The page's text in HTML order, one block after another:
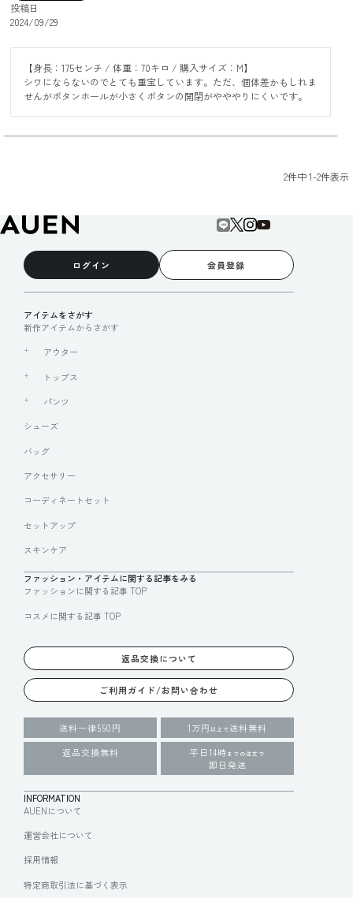
投稿日
2024/09/29
【身長：175センチ / 体重：70キロ / 購入サイズ：M】
シワにならないのでとても重宝しています。ただ、個体差かもしれま
せんがボタンホールが小さくボタンの開閉がやややりにくいです。
2件中1-2件表示
ログイン 会員登録
アイテムをさがす
新作アイテムからさがす
アウター
トップス
パンツ
シューズ
バッグ
アクセサリー
コーディネートセット
セットアップ
スキンケア
ファッション・アイテムに関する記事をみる
ファッションに関する記事 TOP
コスメに関する記事 TOP
返品交換について
ご利用ガイド/お問い合わせ
送料一律550円 1万円 以上で送料無料
返品交換無料
平日14時 までの注文で
即日発送
INFORMATION
AUENについて
運営会社について
採用情報
特定商取引法に基づく表示